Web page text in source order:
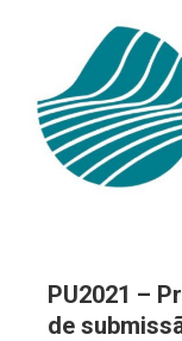
PU2021 –
de